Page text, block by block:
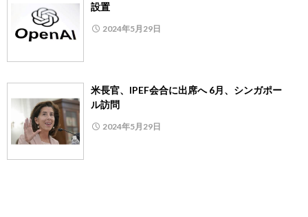
設置
2024年5月29日
米長官、IPEF会合に出席へ 6月、シンガポー
ル訪問
2024年5月29日